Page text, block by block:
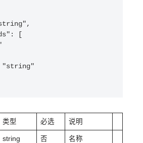
类型 必选 说明
string 否 名称